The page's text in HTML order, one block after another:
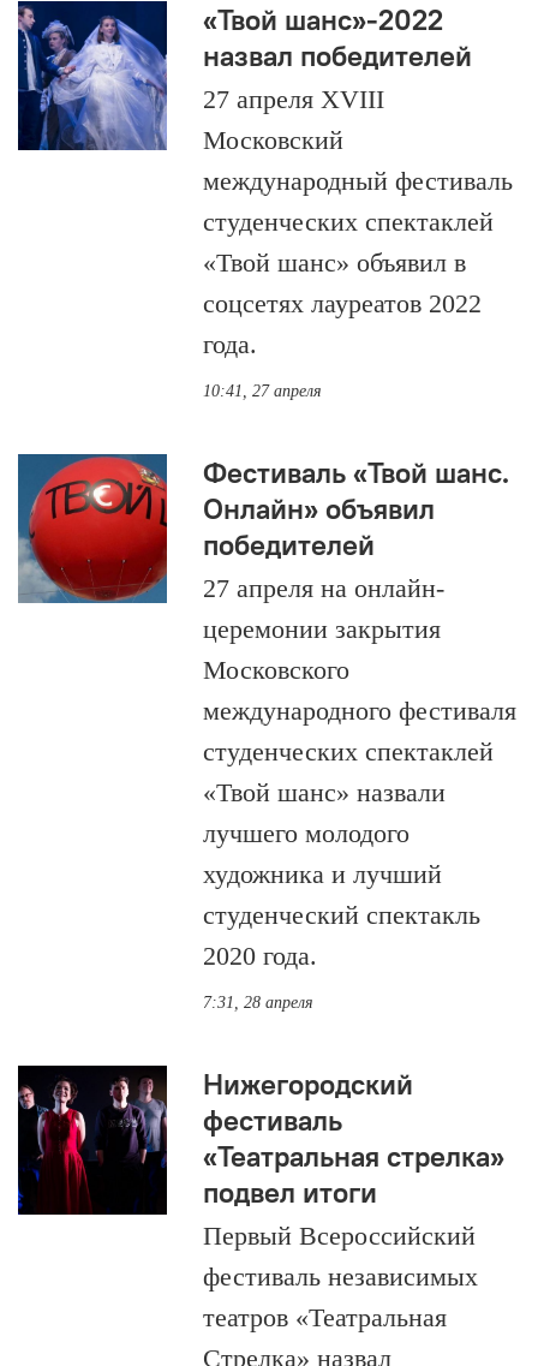
«Твой шанс»-2022
назвал победителей
27 апреля XVIII
Московский
международный фестиваль
студенческих спектаклей
«Твой шанс» объявил в
соцсетях лауреатов 2022
года.
10:41, 27 апреля
Фестиваль «Твой шанс.
Онлайн» объявил
победителей
27 апреля на онлайн-
церемонии закрытия
Московского
международного фестиваля
студенческих спектаклей
«Твой шанс» назвали
лучшего молодого
художника и лучший
студенческий спектакль
2020 года.
7:31, 28 апреля
Нижегородский
фестиваль
«Театральная стрелка»
подвел итоги
Первый Всероссийский
фестиваль независимых
театров «Театральная
Стрелка» назвал